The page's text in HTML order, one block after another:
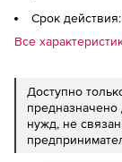
Срок
Все
Доступно
нужд, не